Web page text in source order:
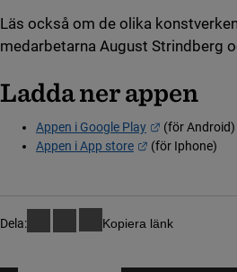
Läs också om de olika
medarbetarna August Strindberg
Ladda ner appen
Appen i Google Play Länk till
(för Android)
Appen i App store
Länk till annan
(för Iphone)
Dela: Kopiera länk